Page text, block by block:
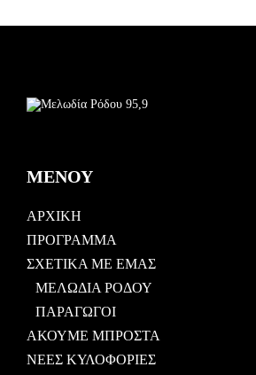
ΜΕΝΟΥ
ΑΡΧΙΚΗ
ΠΡΟΓΡΑΜΜΑ
ΣΧΕΤΙΚΑ ΜΕ ΕΜΑΣ
ΜΕΛΩΔΙΑ ΡΟΔΟΥ
ΠΑΡΑΓΩΓΟΙ
ΑΚΟΥΜΕ ΜΠΡΟΣΤΑ
ΝΕΕΣ ΚΥΛΟΦΟΡΙΕΣ